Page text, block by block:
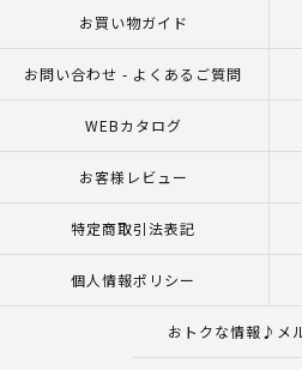
お買い物ガイド
お問い合わせ - よくあるご質問
WEBカタログ
お客様レビュー
特定商取引法表記
個人情報ポリシー
おトクな情報♪メ